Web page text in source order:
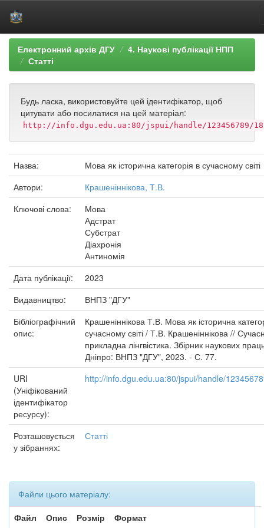
Skip
navigation
Електронний архів ДГУ
4. Наукові публікації НПП
Статті
Будь ласка, використовуйте цей ідентифікатор, щоб
цитувати або посилатися на цей матеріал:
http://info.dgu.edu.ua:80/jspui/handle/123456789/
Назва:
Мова як історична категорія в сучасному світі
Автори:
Крашеніннікова, Т.В.
Ключові слова:
Мова
Адстрат
Субстрат
Діахронія
Антиномія
Дата публікації:
2023
Видавництво:
ВНПЗ "ДГУ"
Бібліографічний
опис:
Крашеніннікова Т.В. Мова як історична
сучасному світі / Т.В. Крашеніннікова //
прикладна лінгвістика. Збірник наукових
Дніпро: ВНПЗ "ДГУ", 2023. - С. 77.
URI
(Уніфікований
ідентифікатор
ресурсу):
http://info.dgu.edu.ua:80/jspui/handle/
Розташовується
у зібраннях:
Статті
Файли цього матеріалу:
Файл
Опис Розмір
Формат